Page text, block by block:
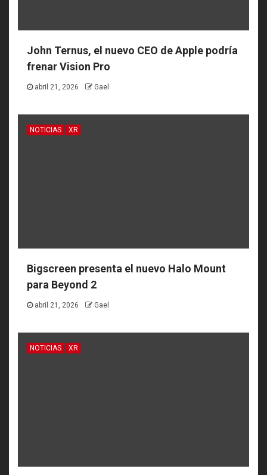
John Ternus, el nuevo CEO de Apple podría
frenar Vision Pro
abril 21, 2026 Gael
NOTICIAS XR
Bigscreen presenta el nuevo Halo Mount
para Beyond 2
abril 21, 2026 Gael
NOTICIAS XR